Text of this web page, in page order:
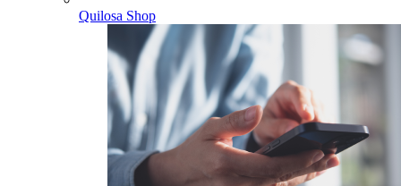
Quilosa Shop